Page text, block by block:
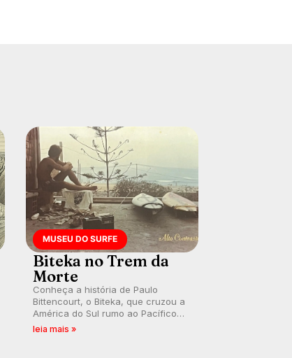
MUSEU DO SURFE
Biteka no Trem da
Morte
Conheça a história de Paulo
Bittencourt, o Biteka, que cruzou a
América do Sul rumo ao Pacífico
em uma jornada que se tornou um
leia mais »